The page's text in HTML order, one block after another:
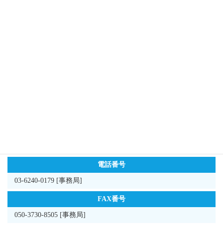
電話番号
03-6240-0179 [事務局]
FAX番号
050-3730-8505 [事務局]